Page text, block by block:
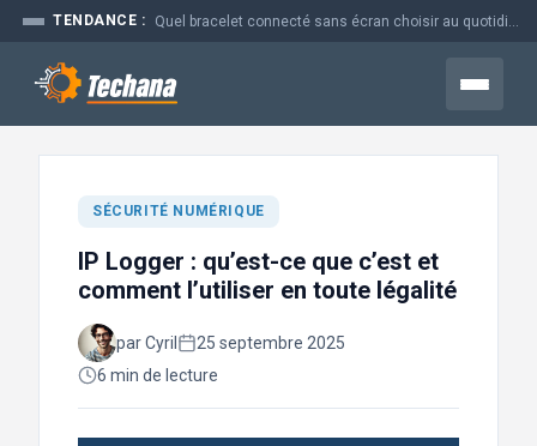
Aller
contenu
TENDANCE :
Menu
SÉCURITÉ NUMÉRIQUE
IP Logger : qu’est-ce que c’est et
comment l’utiliser en toute légalité
par Cyril
25 septembre 2025
6 min de lecture